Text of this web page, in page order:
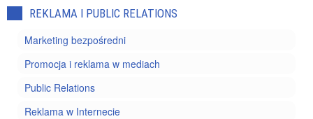
REKLAMA I PUBLIC RELATIONS
Marketing bezpośredni
Promocja i reklama w mediach
Public Relations
Reklama w Internecie